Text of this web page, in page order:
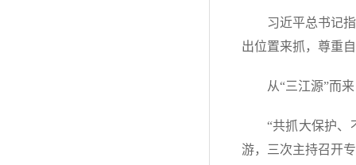
习近平总书记
出位置来抓，尊重
从“三江源”而
“共抓大保护、
游，三次主持召开